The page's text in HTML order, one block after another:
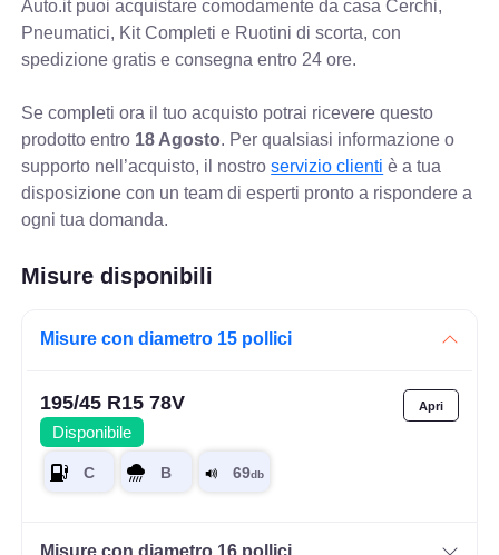
Auto.it puoi acquistare comodamente da casa Cerchi,
Pneumatici, Kit Completi e Ruotini di scorta, con
spedizione gratis e consegna entro 24 ore.
Se completi ora il tuo acquisto potrai ricevere questo
prodotto entro 18 Agosto. Per qualsiasi informazione o
supporto nell’acquisto, il nostroservizio clienti è a tua
disposizione con un team di esperti pronto a rispondere a
ogni tua domanda.
Misure disponibili
Misure con diametro 15 pollici
195/45 R15 78V
Disponibile